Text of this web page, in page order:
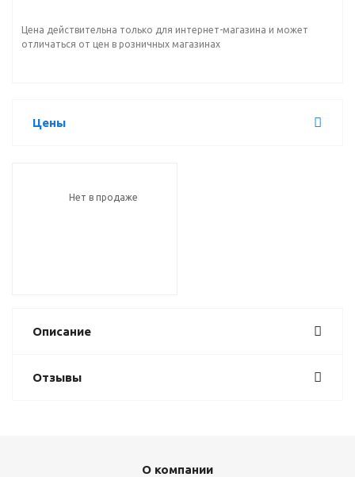
Цена действительна только для интернет-магазина и может
отличаться от цен в розничных магазинах
Цены
Нет в продаже
Описание
Отзывы
О компании